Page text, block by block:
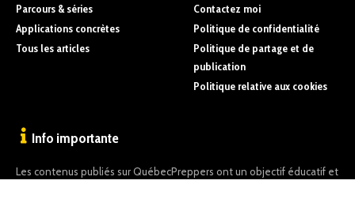
Parcours & séries
Applications concrètes
Tous les articles
Contactez moi
Politique de confidentialité
Politique de partage et de
publication
Politique relative aux cookies
Info importante
Les contenus publiés sur QuébecPreppers ont un objectif éducatif et